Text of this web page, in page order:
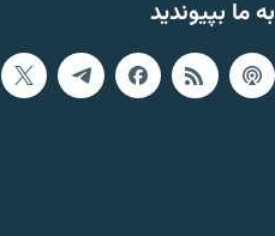
به ما بپیوندید